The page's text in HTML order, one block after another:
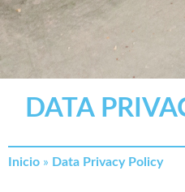
DATA
Inicio » Data Privacy Policy